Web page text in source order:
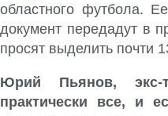
областного футбола.
документ передадут в
просят выделить почти
Юрий Пьянов, экс-
практически все, и